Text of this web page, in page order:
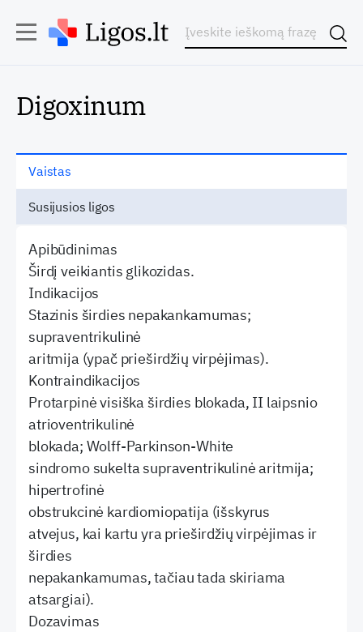
Digoxinum
Vaistas
Susijusios ligos
Apibūdinimas
Širdį veikiantis glikozidas.
Indikacijos
Stazinis širdies nepakankamumas;
supraventrikulinė
aritmija (ypač prieširdžių virpėjimas).
Kontraindikacijos
Protarpinė visiška širdies blokada, II laipsnio
atrioventrikulinė
blokada; Wolff-Parkinson-White
sindromo sukelta supraventrikulinė aritmija;
hipertrofinė
obstrukcinė kardiomiopatija (išskyrus
atvejus, kai kartu yra prieširdžių virpėjimas ir
širdies
nepakankamumas, tačiau tada skiriama
atsargiai).
Dozavimas